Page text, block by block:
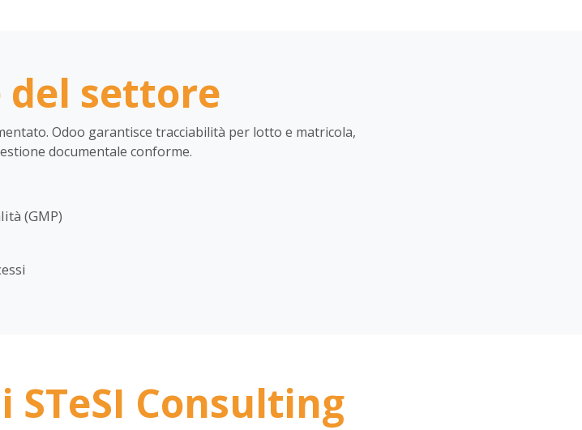
del settore
Odoo garantisce tracciabilità per lotto e matricola,
documentale conforme.
(GMP)
STeSI Consulting